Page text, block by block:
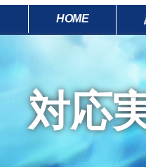
HOME
対応